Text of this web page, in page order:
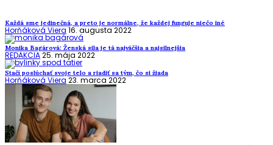
Každá sme jedinečná, a preto je normálne, že každej funguje niečo iné
Horňáková Viera 16. augusta 2022
Monika Bagárová: Ženská sila je tá najväčšia a najsilnejšia
REDAKCIA25. mája 2022
Stačí poslúchať svoje telo a riadiť sa tým, čo si žiada
Horňáková Viera 23. marca 2022